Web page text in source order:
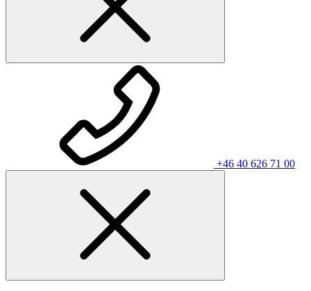
+46 40 626 71 00